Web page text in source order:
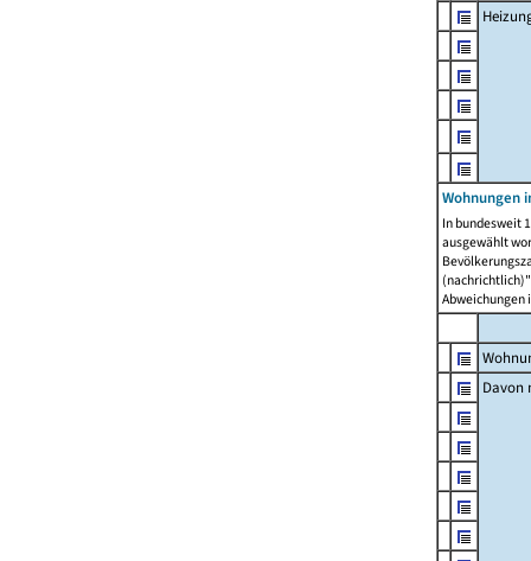
Wohnungen
In bundesweit
ausgewählt
Abweichungen
Davon